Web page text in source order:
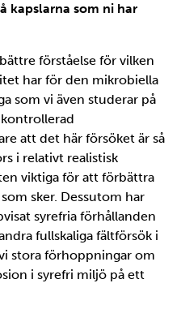
kapslarna som ni har
förståelse för vilken
har för den mikrobiella
som vi även studerar på
att det här försöket är så
i relativt realistisk
viktiga för att förbättra
sker. Dessutom har
syrefria förhållanden
fullskaliga fältförsök i
stora förhoppningar om
i syrefri miljö på ett